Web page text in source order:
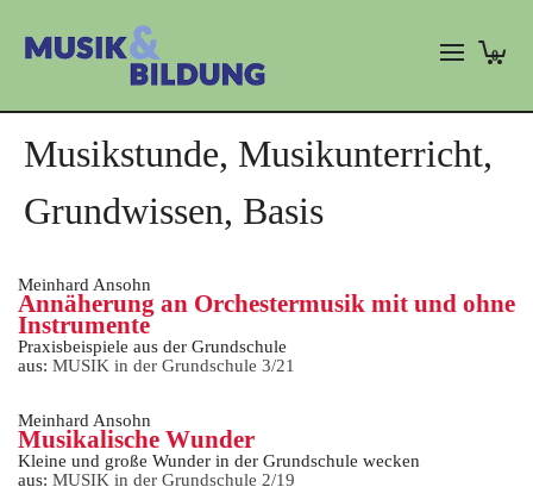
0
Musikstunde, Musikunterricht,
Grundwissen, Basis
Meinhard Ansohn
Annäherung an Orchestermusik mit und ohne
Instrumente
Praxisbeispiele aus der Grundschule
aus: MUSIK in der Grundschule 3/21
Meinhard Ansohn
Musikalische Wunder
Kleine und große Wunder in der Grundschule wecken
aus: MUSIK in der Grundschule 2/19